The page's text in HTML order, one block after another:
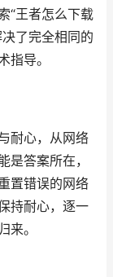
“王者怎么下载
了完全相同的
指导。
耐心，从网络
是答案所在，
置错误的网络
持耐心，逐一
来。